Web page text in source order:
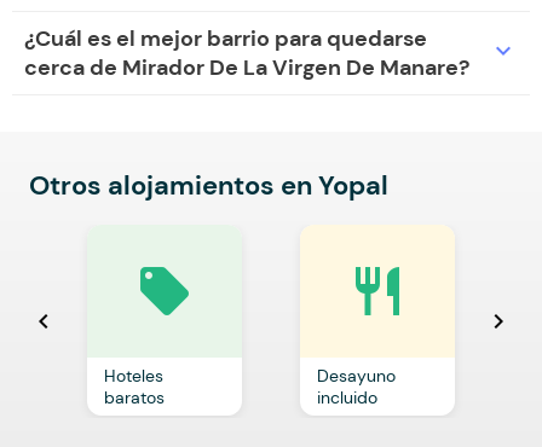
¿Cuál es el mejor barrio para quedarse
cerca de Mirador De La Virgen De Manare?
expand_more
Otros alojamientos en Yopal
chevron_left
local_offer
Hoteles
baratos
restaurant
Desayuno
incluido
chevron_right